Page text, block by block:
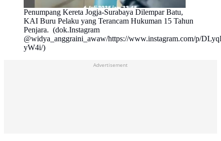
Penumpang Kereta Jogja-Surabaya Dilempar Batu,
KAI Buru Pelaku yang Terancam Hukuman 15 Tahun
Penjara. (dok.Instagram
@widya_anggraini_awaw/https://www.instagram.com/p/
yW4i/)
Advertisement